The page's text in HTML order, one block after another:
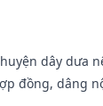
dây
đồng, dâng